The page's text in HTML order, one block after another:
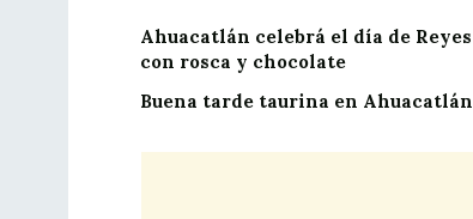
Ahuacatlán celebrá el día de Reyes
con rosca y chocolate
Buena tarde taurina en Ahuacatlán